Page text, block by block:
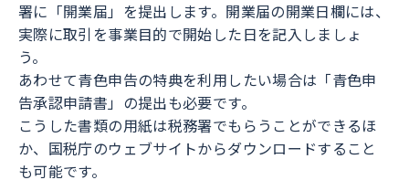
署に「開業届」を提出します。開業届の開業日欄には、
実際に取引を事業目的で開始した日を記入しましょ
う。
あわせて青色申告の特典を利用したい場合は「青色申
告承認申請書」の提出も必要です。
こうした書類の用紙は税務署でもらうことができるほ
か、国税庁のウェブサイトからダウンロードすること
も可能です。